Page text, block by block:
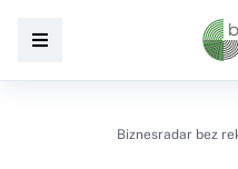
Biznesradar bez